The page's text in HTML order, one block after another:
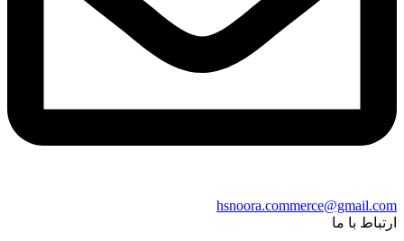
hsnoora.commerce@gmail.com
ارتباط با ما